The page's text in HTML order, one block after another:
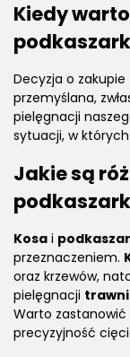
Kiedy
Decyzja o zakupie
przemyślana,
pielęgnacji
sytuacji, w
Jakie są
Kosa i
przeznaczeniem.
oraz krzewów,
pielęgnacji
Warto zastanowić
precyzyjność